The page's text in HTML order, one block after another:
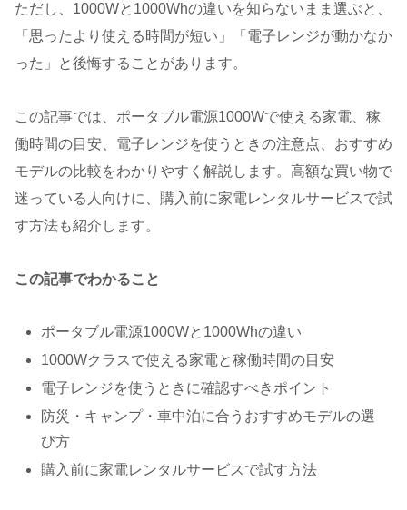
ただし、1000Wと1000Whの違いを知らないまま選ぶと、
「思ったより使える時間が短い」「電子レンジが動かなか
った」と後悔することがあります。
この記事では、ポータブル電源1000Wで使える家電、稼
働時間の目安、電子レンジを使うときの注意点、おすすめ
モデルの比較をわかりやすく解説します。高額な買い物で
迷っている人向けに、購入前に家電レンタルサービスで試
す方法も紹介します。
この記事でわかること
ポータブル電源1000Wと1000Whの違い
1000Wクラスで使える家電と稼働時間の目安
電子レンジを使うときに確認すべきポイント
防災・キャンプ・車中泊に合うおすすめモデルの選
び方
購入前に家電レンタルサービスで試す方法